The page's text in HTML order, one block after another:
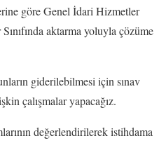
göre Genel İdari Hizmetler
aktarma yoluyla çözüme
giderilebilmesi için sınav
çalışmalar yapacağız.
değerlendirilerek istihdama